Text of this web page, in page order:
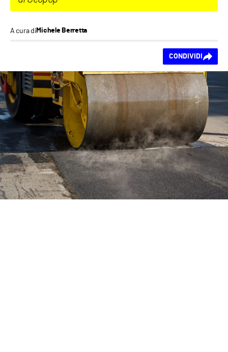
A cura diMichele Berretta
CONDIVIDI